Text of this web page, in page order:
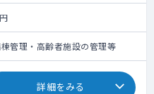
管理・高齢者施設の管理等
詳細をみる